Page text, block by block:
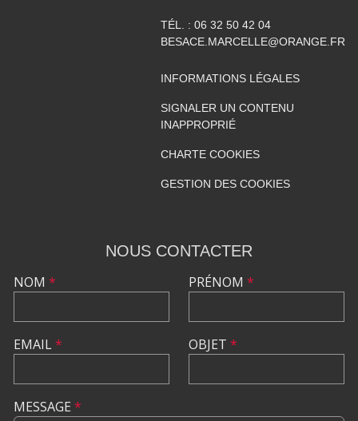
TÉL. : 06 32 50 42 04
BESACE.MARCELLE@ORANGE.FR
INFORMATIONS LÉGALES
SIGNALER UN CONTENU
INAPPROPRIÉ
CHARTE COOKIES
GESTION DES COOKIES
NOUS CONTACTER
NOM *
EMAIL*
PRÉNOM *
OBJET *
MESSAGE *